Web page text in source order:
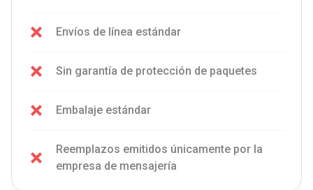
Envíos de línea estándar
Sin garantía de protección de paquetes
Embalaje estándar
Reemplazos emitidos únicamente por la
empresa de mensajería